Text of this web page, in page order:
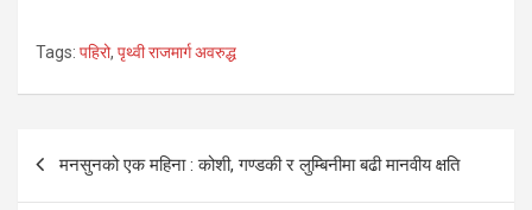
Tags: पहिरो, पृथ्वी राजमार्ग अवरुद्ध
Post
navigation
मनसुनको एक महिना : कोशी, गण्डकी र लुम्बिनीमा बढी मानवीय क्षति